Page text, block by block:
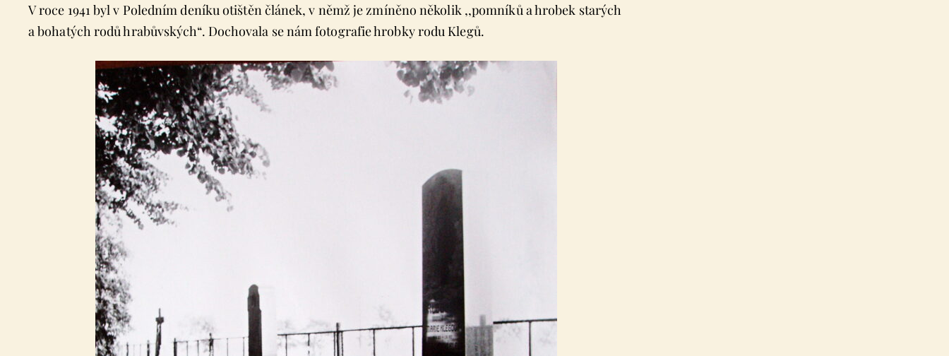
V roce 1941 byl v Poledním deníku otištěn článek, v němž je zmíněno několik ,,pomníků a hrobek starých
a bohatých rodů hrabůvských“. Dochovala se nám fotografie hrobky rodu Klegů.